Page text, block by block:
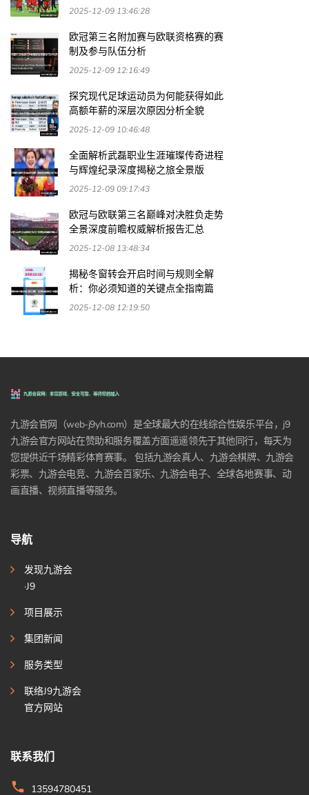
2025-12-09 13:46:28
欧冠第三名附加赛与欧联资格赛的赛
制及参与队伍分析
2025-12-09 12:16:49
探究现代足球运动员为何能获得如此
高额年薪的深层次原因分析全貌
2025-12-09 10:46:48
全面解析武磊职业生涯璀璨传奇进程
与辉煌纪录深度揭秘之旅全景版
2025-12-09 09:17:43
欧冠与欧联第三名巅峰对决胜负走势
全景深度前瞻权威解析报告汇总
2025-12-08 13:48:34
揭秘冬窗转会开启时间与规则全解
析：你必须知道的关键点全指南篇
2025-12-08 12:19:50
九游会官网（web-j9yh.com）是全球最大的在线综合性娱乐平台，j9
九游会官方网站在赞助和服务覆盖方面遥遥领先于其他同行，每天为
您提供近千场精彩体育赛事。 包括九游会真人、九游会棋牌、九游会
彩票、九游会电竞、九游会百家乐、九游会电子、全球各地赛事、动
画直播、视频直播等服务。
导航
发现九游会
·J9
项目展示
集团新闻
服务类型
联络J9九游会
官方网站
联系我们
13594780451